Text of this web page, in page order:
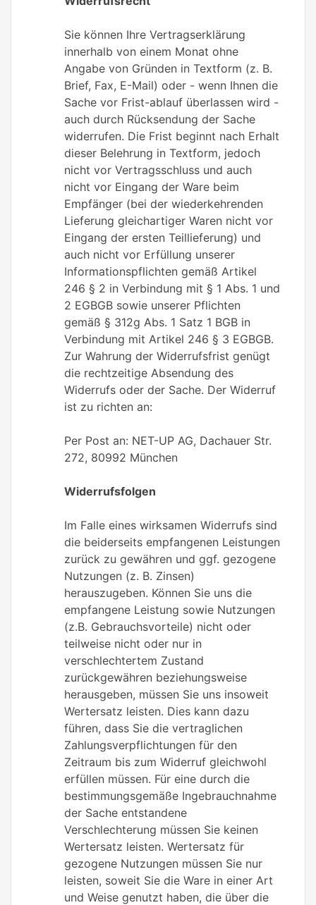
Sie können Ihre Vertragserklärung
innerhalb von einem Monat ohne
Angabe von Gründen in Textform (z. B.
Brief, Fax, E-Mail) oder - wenn Ihnen die
Sache vor Frist-ablauf überlassen wird -
auch durch Rücksendung der Sache
widerrufen. Die Frist beginnt nach Erhalt
dieser Belehrung in Textform, jedoch
nicht vor Vertragsschluss und auch
nicht vor Eingang der Ware beim
Empfänger (bei der wiederkehrenden
Lieferung gleichartiger Waren nicht vor
Eingang der ersten Teillieferung) und
auch nicht vor Erfüllung unserer
Informationspflichten gemäß Artikel
246 § 2 in Verbindung mit § 1 Abs. 1 und
2 EGBGB sowie unserer Pflichten
gemäß § 312g Abs. 1 Satz 1 BGB in
Verbindung mit Artikel 246 § 3 EGBGB.
Zur Wahrung der Widerrufsfrist genügt
die rechtzeitige Absendung des
Widerrufs oder der Sache. Der Widerruf
ist zu richten an:
Per Post an: NET-UP AG, Dachauer Str.
272, 80992 München
Widerrufsfolgen
Im Falle eines wirksamen Widerrufs sind
die beiderseits empfangenen Leistungen
zurück zu gewähren und ggf. gezogene
Nutzungen (z. B. Zinsen)
herauszugeben. Können Sie uns die
empfangene Leistung sowie Nutzungen
(z.B. Gebrauchsvorteile) nicht oder
teilweise nicht oder nur in
verschlechtertem Zustand
zurückgewähren beziehungsweise
herausgeben, müssen Sie uns insoweit
Wertersatz leisten. Dies kann dazu
führen, dass Sie die vertraglichen
Zahlungsverpflichtungen für den
Zeitraum bis zum Widerruf gleichwohl
erfüllen müssen. Für eine durch die
bestimmungsgemäße Ingebrauchnahme
der Sache entstandene
Verschlechterung müssen Sie keinen
Wertersatz leisten. Wertersatz für
gezogene Nutzungen müssen Sie nur
leisten, soweit Sie die Ware in einer Art
und Weise genutzt haben, die über die